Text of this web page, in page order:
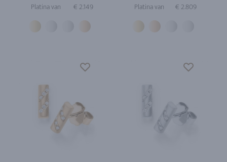
Platina van
€ 2.149
Platina van
€ 2.809